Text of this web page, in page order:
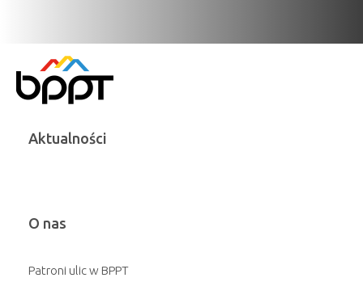
Aktualności
O nas
Patroni ulic w BPPT